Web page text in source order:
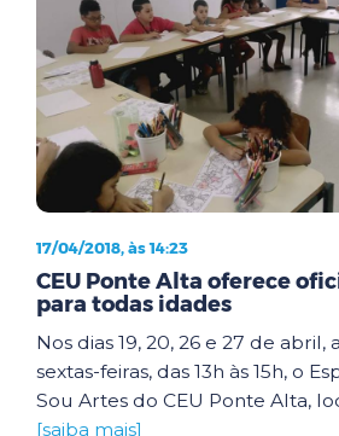
17/04/2018, às 14:23
CEU Ponte Alta oferece
para todas idades
Nos dias 19, 20, 26 e 27 de abril,
sextas-feiras, das 13h às 15h, o
Sou Artes do CEU Ponte Alta,
[saiba mais]